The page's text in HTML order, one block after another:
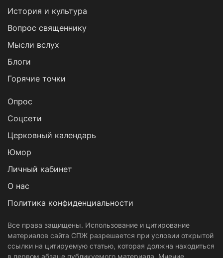
История и культура
Вопрос священнику
Мысли вслух
Блоги
Горячие точки
Опрос
Cоцсети
Церковный календарь
Юмор
Личный кабинет
О нас
Политика конфиденциальности
Все права защищены. Использование и цитирование
материалов сайта СПЖ разрешается при условии открытой
ссылки на цитируемую статью, которая должна находиться